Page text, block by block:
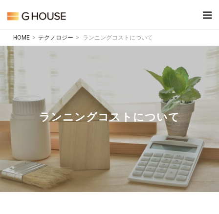
HOME > テクノロジー > ランニングコストについて
ランニングコストについて